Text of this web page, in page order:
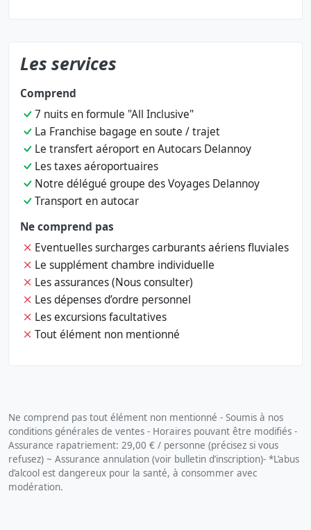
Les services
Comprend
7 nuits en formule "All Inclusive"
La Franchise bagage en soute / trajet
Le transfert aéroport en Autocars Delannoy
Les taxes aéroportuaires
Notre délégué groupe des Voyages Delannoy
Transport en autocar
Ne comprend pas
Eventuelles surcharges carburants aériens fluviales
Le supplément chambre individuelle
Les assurances (Nous consulter)
Les dépenses d’ordre personnel
Les excursions facultatives
Tout élément non mentionné
Ne comprend pas tout élément non mentionné - Soumis à nos
conditions générales de ventes - Horaires pouvant être modifiés -
Assurance rapatriement: 29,00 € / personne (précisez si vous
refusez) ~ Assurance annulation (voir bulletin d’inscription)- *L’abus
d’alcool est dangereux pour la santé, à consommer avec
modération.